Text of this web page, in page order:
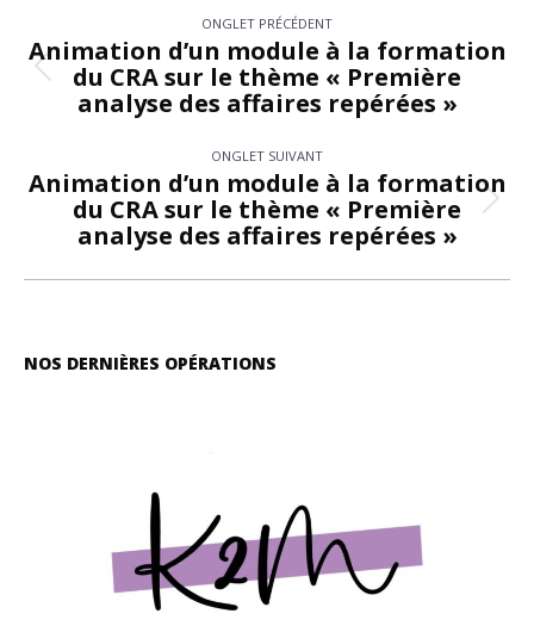
de
commentaire
ONGLET PRÉCÉDENT
Onglet
précédent
Animation d’un module à la formation
du CRA sur le thème « Première
analyse des affaires repérées »
ONGLET SUIVANT
Onglet
suivant
Animation d’un module à la formation
du CRA sur le thème « Première
analyse des affaires repérées »
NOS DERNIÈRES OPÉRATIONS